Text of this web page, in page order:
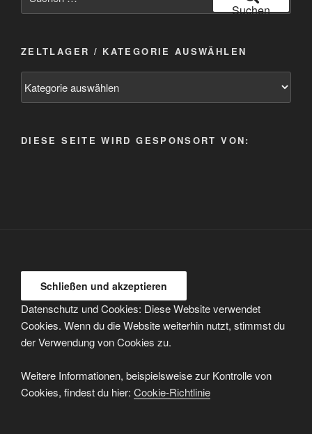
nach:
Suchen
ZELTLAGER / KATEGORIE AUSWÄHLEN
DIESE SEITE WIRD GESPONSORT VON:
Datenschutz und Cookies: Diese Website verwendet
Cookies. Wenn du die Website weiterhin nutzt, stimmst du
der Verwendung von Cookies zu.
Weitere Informationen, beispielsweise zur Kontrolle von
Cookies, findest du hier: Cookie-Richtlinie